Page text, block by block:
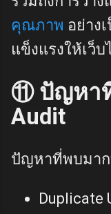
คุณภาพ อย่าง
แข็งแรงให้เว็
⑪ ปัญหา
Audit
ปัญหาที่พบมา
Duplicate